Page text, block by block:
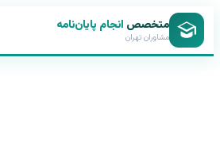
متخصصانجام پایان‌نامه
مشاوران تهران